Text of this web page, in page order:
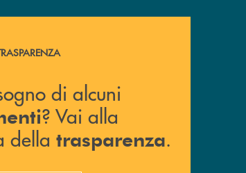
di alcuni documenti ? Vai alla pagina della
di alcuni
? Vai alla
della trasparenza.